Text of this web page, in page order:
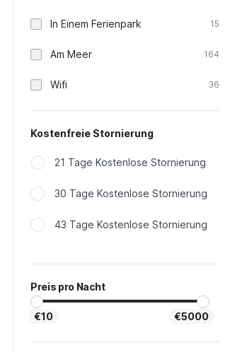
In Einem Ferienpark 15
Am Meer 164
Wifi 36
Kostenfreie Stornierung
21 Tage Kostenlose Stornierung
30 Tage Kostenlose Stornierung
43 Tage Kostenlose Stornierung
Preis pro Nacht
€10 €5000